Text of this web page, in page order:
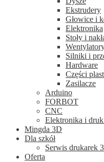
Ekstrudery
Głowice i
Elektronika
Stoły i
Silniki i
Hardware
Części
Zasilacze
Arduino
FORBOT
CNC
Elektronika i
Mingda 3D
Dla szkół
Serwis drukarek
Oferta